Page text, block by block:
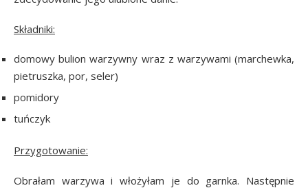
Składniki:
domowy bulion warzywny wraz z warzywami (marchewka,
pietruszka, por, seler)
pomidory
tuńczyk
Przygotowanie:
Obrałam warzywa i włożyłam je do garnka. Następnie